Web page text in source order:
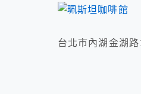
台北市內湖金湖